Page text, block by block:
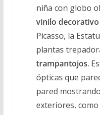
niña con globo
vinilo
Picasso, la
plantas
trampantojos.
ópticas que
pared
exteriores,